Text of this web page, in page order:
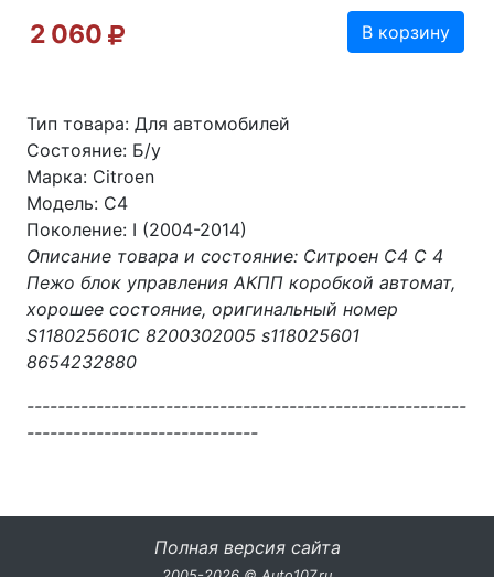
2 060 В корзину
Тип товара: Для автомобилей
Состояние: Б/у
Марка: Citroen
Модель: C4
Поколение: I (2004-2014)
Описание товара и состояние: Ситроен С4 С 4
Пежо блок управления АКПП коробкой автомат,
хорошее состояние, оригинальный номер
S118025601C 8200302005 s118025601
8654232880
---------------------------------------------------------
------------------------------
Полная версия сайта